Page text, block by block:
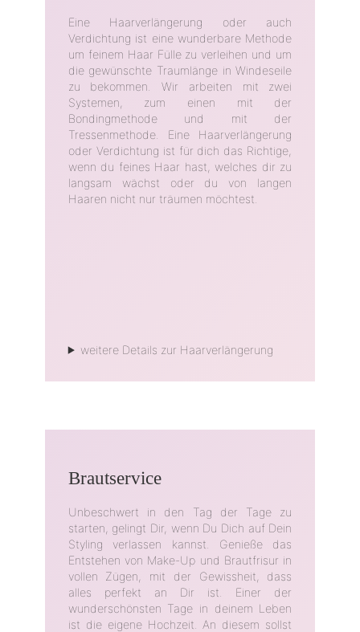
Eine Haarverlängerung oder auch
Verdichtung ist eine wunderbare Methode
um feinem Haar Fülle zu verleihen und um
die gewünschte Traumlänge in Windeseile
zu bekommen. Wir arbeiten mit zwei
Systemen, zum einen mit der
Bondingmethode und mit der
Tressenmethode. Eine Haarverlängerung
oder Verdichtung ist für dich das Richtige,
wenn du feines Haar hast, welches dir zu
langsam wächst oder du von langen
Haaren nicht nur träumen möchtest.
weitere Details zur Haarverlängerung
Brautservice
Unbeschwert in den Tag der Tage zu
starten, gelingt Dir, wenn Du Dich auf Dein
Styling verlassen kannst. Genieße das
Entstehen von Make-Up und Brautfrisur in
vollen Zügen, mit der Gewissheit, dass
alles perfekt an Dir ist. Einer der
wunderschönsten Tage in deinem Leben
ist die eigene Hochzeit. An diesem sollst